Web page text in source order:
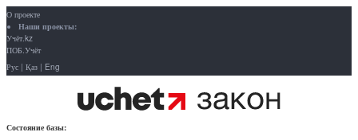
О проекте
Наши проекты:
Учёт.kz
ПОБ.Учёт
Рус | Қаз | Eng
Состояние базы: